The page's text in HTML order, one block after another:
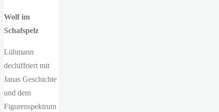
Wolf im
Schafspelz
Lühmann
dechiffriert mit
Janas Geschichte
und dem
Figurenspektrum